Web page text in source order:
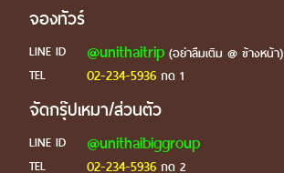
จองทัวร์
LINE ID @unithaitrip(อย่าลืมเติม @ ข้างหน้า)
TEL
02-234-5936กด 1
จัดกรุ๊ปเหมา/ส่วนตัว
LINE ID @unithaibiggroup
TEL 02-234-5936กด 2